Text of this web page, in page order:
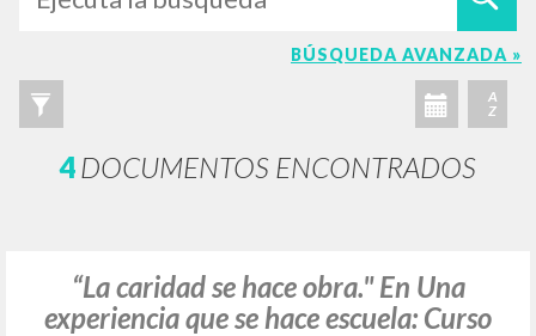
BÚSQUEDA AVANZADA »